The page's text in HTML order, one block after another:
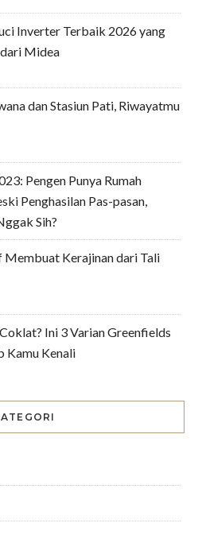
Inverter Terbaik 2026 yang
Midea
dan Stasiun Pati, Riwayatmu
Pengen Punya Rumah
Penghasilan Pas-pasan,
Sih?
Membuat Kerajinan dari Tali
Coklat? Ini 3 Varian Greenfields
Kamu Kenali